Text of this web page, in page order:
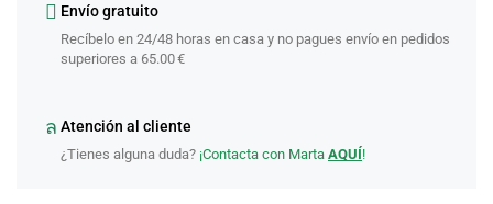
Envío gratuito
Recíbelo en 24/48 horas en casa y no pagues envío en pedidos
superiores a 65.00 €
Atención al cliente
¿Tienes alguna duda? ¡Contacta con Marta AQUÍ!